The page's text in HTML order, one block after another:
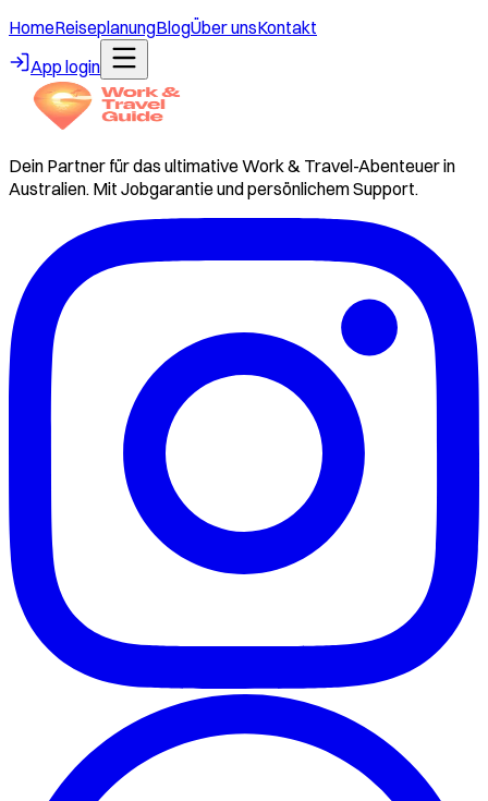
HomeReiseplanungBlogÜber unsKontakt
App login
Dein Partner für das ultimative Work & Travel-Abenteuer in
Australien. Mit Jobgarantie und persönlichem Support.